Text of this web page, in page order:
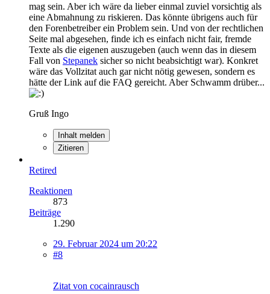
mag sein. Aber ich wäre da lieber einmal zuviel vorsichtig als
eine Abmahnung zu riskieren. Das könnte übrigens auch für
den Forenbetreiber ein Problem sein. Und von der rechtlichen
Seite mal abgesehen, finde ich es einfach nicht fair, fremde
Texte als die eigenen auszugeben (auch wenn das in diesem
Fall von Stepanek sicher so nicht beabsichtigt war). Konkret
wäre das Vollzitat auch gar nicht nötig gewesen, sondern es
hätte der Link auf die FAQ gereicht. Aber Schwamm drüber...
Gruß Ingo
Inhalt melden
Zitieren
Retired
Reaktionen
873
Beiträge
1.290
29. Februar 2024 um 20:22
#8
Zitat von cocainrausch